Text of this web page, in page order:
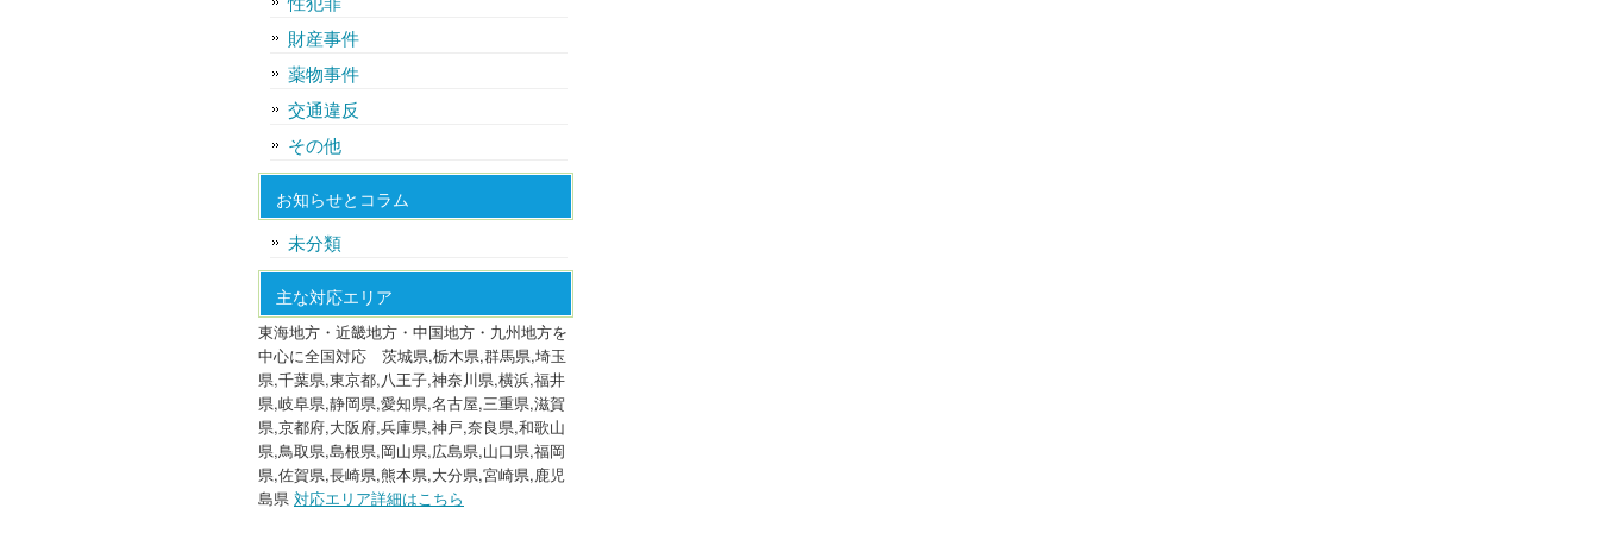
財産事件
薬物事件
交通違反
その他
お知らせとコラム
未分類
主な対応エリア
東海地方・近畿地方・中国地方・九州地方を
中心に全国対応 茨城県,栃木県,群馬県,埼玉
県,千葉県,東京都,八王子,神奈川県,横浜,福井
県,岐阜県,静岡県,愛知県,名古屋,三重県,滋賀
県,京都府,大阪府,兵庫県,神戸,奈良県,和歌山
県,鳥取県,島根県,岡山県,広島県,山口県,福岡
県,佐賀県,長崎県,熊本県,大分県,宮崎県,鹿児
島県 対応エリア詳細はこちら